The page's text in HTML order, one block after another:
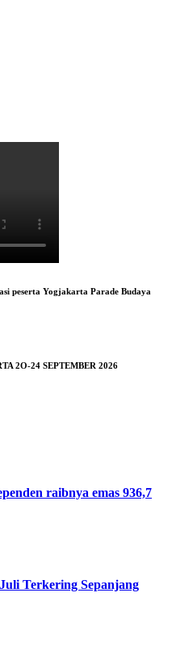
peserta Yogjakarta Parade Budaya
2O-24 SEPTEMBER 2026
raibnya emas 936,7
Terkering Sepanjang